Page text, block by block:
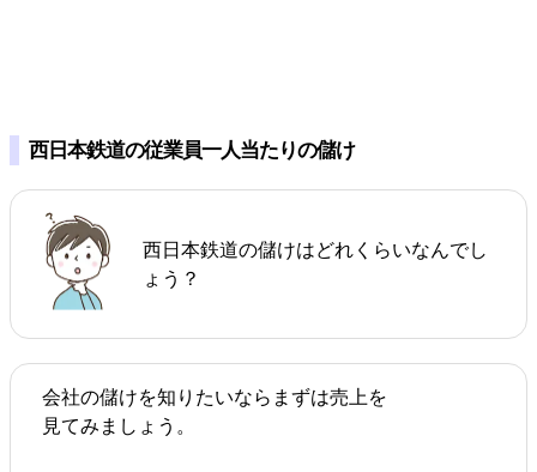
西日本鉄道の従業員一人当たりの儲け
西日本鉄道の儲けはどれくらいなんでし
ょう？
会社の儲けを知りたいならまずは売上を
見てみましょう。